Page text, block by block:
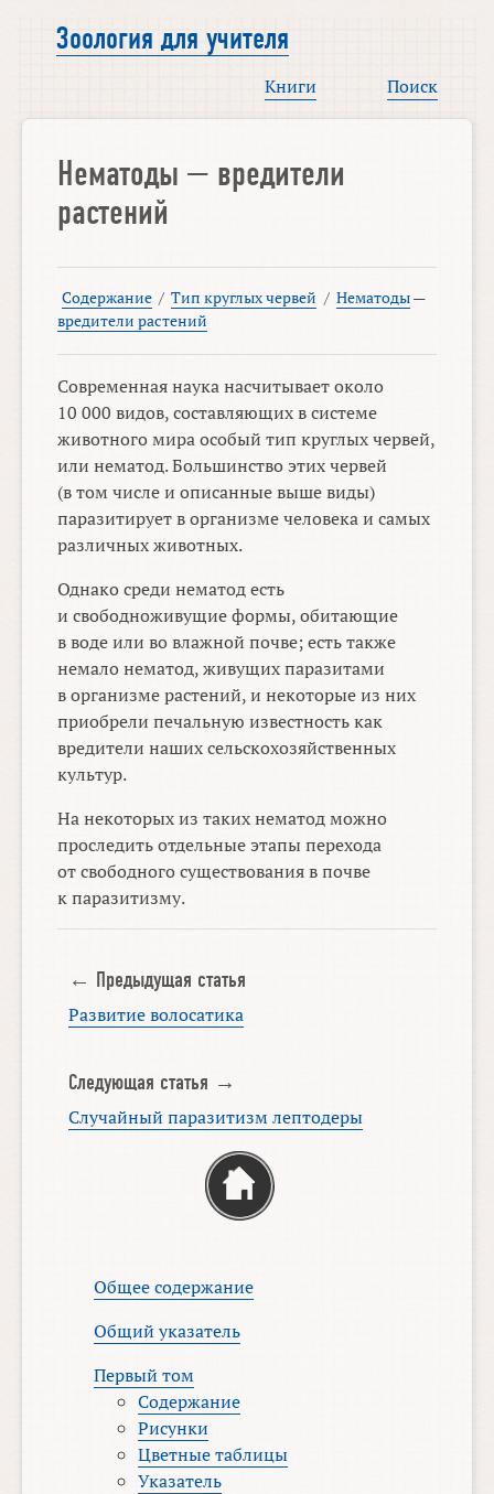
Зоология для учителя
Книги Поиск
Нематоды — вредители
растений
Содержание / Тип круглых червей / Нематоды—
вредители растений
Современная наука насчитывает около
10 000 видов, составляющих в системе
животного мира особый тип круглых червей,
или нематод. Большинство этих червей
(в том числе и описанные выше виды)
паразитирует в организме человека и самых
различных животных.
Однако среди нематод есть
и свободноживущие формы, обитающие
в воде или во влажной почве; есть также
немало нематод, живущих паразитами
в организме растений, и некоторые из них
приобрели печальную известность как
вредители наших сельскохозяйственных
культур.
На некоторых из таких нематод можно
проследить отдельные этапы перехода
от свободного существования в почве
к паразитизму.
← Предыдущая статья
Развитие волосатика
Следующая статья →
Случайный паразитизм лептодеры
Общее содержание
Общий указатель
Первый том
Содержание
Рисунки
Цветные таблицы
Указатель